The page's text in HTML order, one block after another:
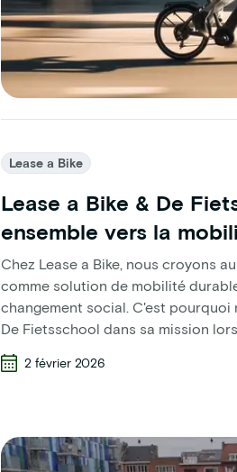
Lease a Bike
Lease a Bike & De
ensemble vers la
Chez Lease a Bike, nous croyons
comme solution de mobilité
changement social. C'est
De Fietsschool dans sa mission
2 février 2026